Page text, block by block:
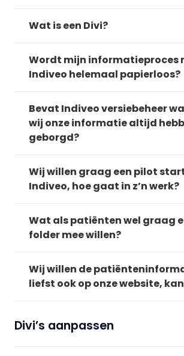
Wat is een Divi?
Wordt mijn informatieproces
Indiveo helemaal papierloos?
Bevat Indiveo versiebeheer
wij onze informatie altijd
geborgd?
Wij willen graag een pilot
Indiveo, hoe gaat in z’n werk?
Wat als patiënten wel graag
folder mee willen?
Wij willen de
liefst ook op onze website,
Divi’s aanpassen